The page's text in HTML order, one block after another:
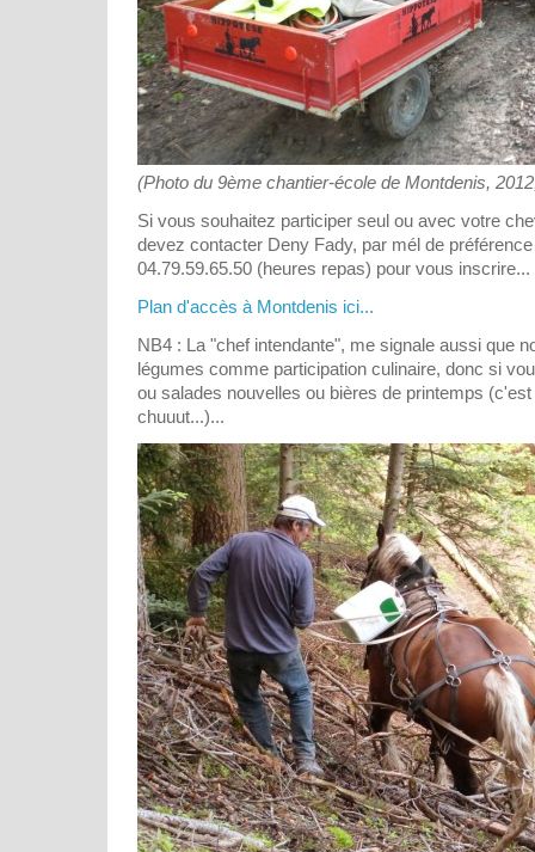
(Photo du 9ème chantier-école de Montdenis,
Si vous souhaitez participer seul ou avec votre
devez contacter Deny Fady, par mél de
04.79.59.65.50 (heures repas) pour vous inscrire...
Plan d'accès à Montdenis ici...
NB4 : La "chef intendante", me signale aussi que
légumes comme participation culinaire, donc si
ou salades nouvelles ou bières de printemps
chuuut...)...